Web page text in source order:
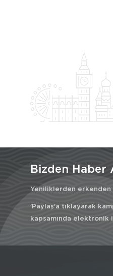
Bizden Haber
Yeniliklerden erkenden
'Paylaş'a tıklayarak
kapsamında